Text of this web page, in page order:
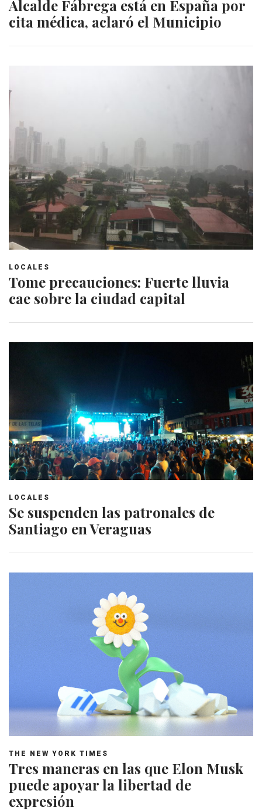
Alcalde Fábrega está en España por
cita médica, aclaró el Municipio
LOCALES
Tome precauciones: Fuerte lluvia
cae sobre la ciudad capital
LOCALES
Se suspenden las patronales de
Santiago en Veraguas
THE NEW YORK TIMES
Tres maneras en las que Elon Musk
puede apoyar la libertad de
expresión